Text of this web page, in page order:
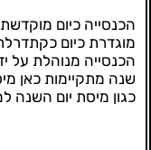
הכנסייה כיום
מוגדרת כיום
שנה מתקיימות כאן
כגון מיסת יום השנה